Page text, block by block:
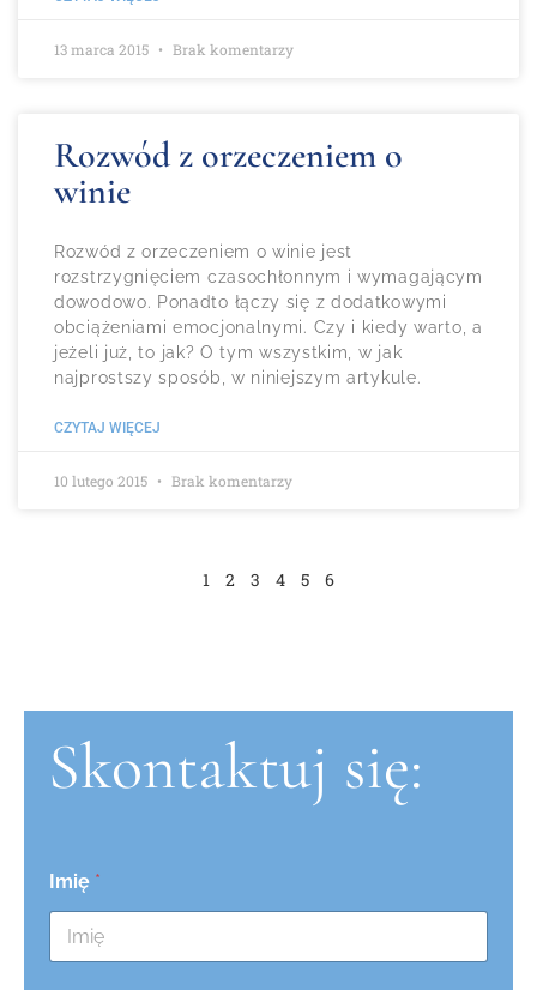
13 marca 2015 Brak komentarzy
Rozwód z orzeczeniem o
winie
Rozwód z orzeczeniem o winie jest
rozstrzygnięciem czasochłonnym i wymagającym
dowodowo. Ponadto łączy się z dodatkowymi
obciążeniami emocjonalnymi. Czy i kiedy warto, a
jeżeli już, to jak? O tym wszystkim, w jak
najprostszy sposób, w niniejszym artykule.
CZYTAJ WIĘCEJ
10 lutego 2015 Brak komentarzy
1 2 3 4 5 6
Skontaktuj się:
Imię *